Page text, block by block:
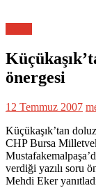
önergesi
12 Temmuz 2007
Küçükaşık’tan
CHP Bursa
verdiği yazılı soru
Mehdi Eker